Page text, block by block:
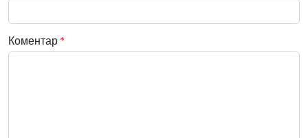
Коментар *